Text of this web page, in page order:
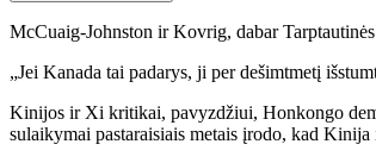
McCuaig-Johnston ir Kovrig, dabar
„Jei Kanada tai padarys, ji per dešimtmetį
Kinijos ir Xi kritikai, pavyzdžiui, Honkongo
sulaikymai pastaraisiais metais įrodo, kad